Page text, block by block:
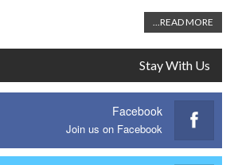
READ MORE...
Stay With Us
Facebook
Join us on Facebook